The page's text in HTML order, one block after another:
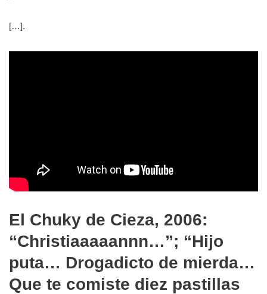
[…].
El Chuky de Cieza, 2006:
“Christiaaaaannn…”; “Hijo
puta… Drogadicto de mierda…
Que te comiste diez pastillas